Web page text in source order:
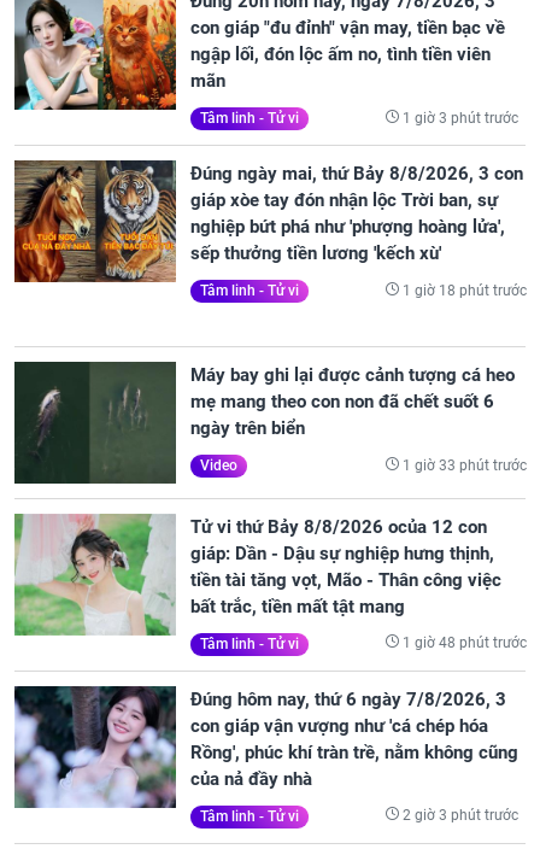
con giáp "đu đỉnh" vận may, tiền bạc về
ngập lối, đón lộc ấm no, tình tiền viên
mãn
Tâm linh - Tử vi 1 giờ 3 phút trước
Đúng ngày mai, thứ Bảy 8/8/2026, 3 con
giáp xòe tay đón nhận lộc Trời ban, sự
nghiệp bứt phá như 'phượng hoàng lửa',
sếp thưởng tiền lương 'kếch xù'
Tâm linh - Tử vi 1 giờ 18 phút trước
Máy bay ghi lại được cảnh tượng cá heo
mẹ mang theo con non đã chết suốt 6
ngày trên biển
Video 1 giờ 33 phút trước
Tử vi thứ Bảy 8/8/2026 ocủa 12 con
giáp: Dần - Dậu sự nghiệp hưng thịnh,
tiền tài tăng vọt, Mão - Thân công việc
bất trắc, tiền mất tật mang
Tâm linh - Tử vi 1 giờ 48 phút trước
Đúng hôm nay, thứ 6 ngày 7/8/2026, 3
con giáp vận vượng như 'cá chép hóa
Rồng', phúc khí tràn trề, nằm không cũng
của nả đầy nhà
Tâm linh - Tử vi 2 giờ 3 phút trước